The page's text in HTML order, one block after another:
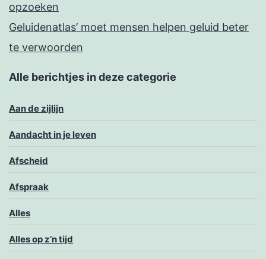
opzoeken
Geluidenatlas’ moet mensen helpen geluid beter
te verwoorden
Alle berichtjes in deze categorie
Aan de zijlijn
Aandacht in je leven
Afscheid
Afspraak
Alles
Alles op z’n tijd